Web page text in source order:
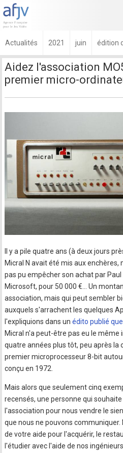
Actualités 2021 juin édition
Aidez l'association
premier micro-
Il y a pile quatre ans (à deux jours
Micral N avait été mis aux enchères,
pas pu empêcher son achat par
Microsoft, pour 50 000 €… Un
association, mais qui peut sembler
auxquels s'arrachent les quelques
l'expliquions dans unédito publié
Micral n'a peut-être pas eu le
quatre années plus tôt, peu après
premier microprocesseur 8-bit
conçu en 1972.
Mais alors que seulement cinq
recensés, une personne qui
l'association pour nous vendre le
que nous ne pouvons
de votre aide pour l'acquérir, le
l'étudier avec l'aide de nos